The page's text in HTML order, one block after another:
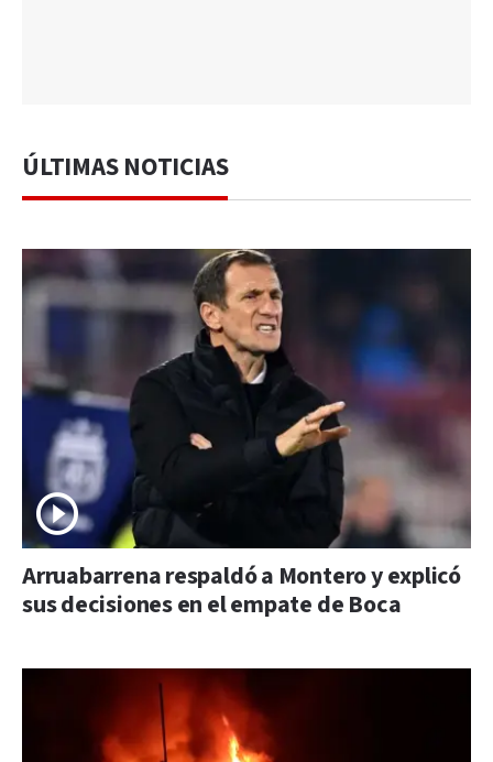
ÚLTIMAS NOTICIAS
Arruabarrena respaldó a Montero y explicó
sus decisiones en el empate de Boca